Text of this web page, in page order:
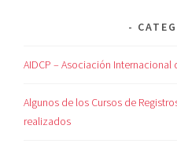
AIDCP – Asociación
Algunos de los Cursos de
realizados